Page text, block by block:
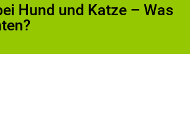
Hund und Katze – Was